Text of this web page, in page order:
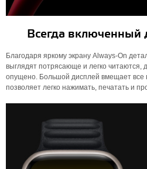
Всегда включенный
Благодаря яркому экрану Always-On
выглядят потрясающе и легко читаются,
опущено. Большой дисплей вмещает
позволяет легко нажимать, печатать и